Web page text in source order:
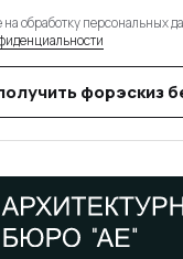
обработку персональных
форэскиз